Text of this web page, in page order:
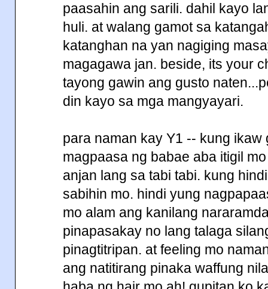
paasahin ang sarili. dahil kayo
huli. at walang gamot sa
katanghan na yan nagiging
magagawa jan. beside, its your
tayong gawin ang gusto
din kayo sa mga mangyayari.
para naman kay Y1 -- kung ikaw
magpaasa ng babae aba itigil
anjan lang sa tabi tabi. kung
sabihin mo. hindi yung
mo alam ang kanilang
pinapasakay no lang talaga
pinagtitripan. at feeling mo
ang natitirang pinaka waffung